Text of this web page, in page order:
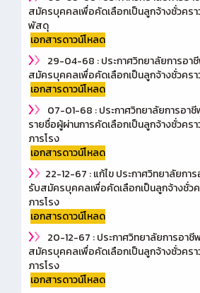
สมัครบุคคลเพื่อคัดเลือกเป็นลูกจ้างชั่วครา
พัสดุ
เอกสารดาวน์โหลด
29-04-68 : ประกาศวิทยาลัยการอา
สมัครบุคคลเพื่อคัดเลือกเป็นลูกจ้างชั่วครา
เอกสารดาวน์โหลด
07-01-68 : ประกาศวิทยาลัยการอา
รายชื่อผู้ผ่านการคัดเลือกเป็นลูกจ้างชั่วคร
ภารโรง
เอกสารดาวน์โหลด
22-12-67 : แก้ไข ประกาศวิทยาลัยกา
รับสมัครบุคคลเพื่อคัดเลือกเป็นลูกจ้างชั่ว
ภารโรง
เอกสารดาวน์โหลด
20-12-67 : ประกาศวิทยาลัยการอาชี
สมัครบุคคลเพื่อคัดเลือกเป็นลูกจ้างชั่วคร
ภารโรง
เอกสารดาวน์โหลด